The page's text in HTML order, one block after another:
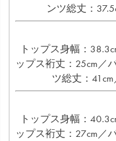
ンツ総丈：
トップス身幅：
ップス裄丈：25cm／
ツ総丈：
トップス身幅：
ップス裄丈：27cm／